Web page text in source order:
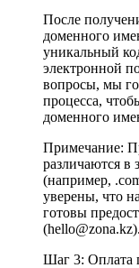
После
доменного
уникальный
электронной
вопросы, мы
процесса,
доменного
Примечание:
различаются в
(например,
уверены, что
готовы
(hello@zona.kz).
Шаг 3: Оплата